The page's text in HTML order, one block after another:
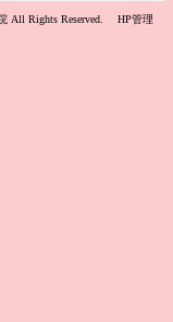
All Rights Reserved. HP管理